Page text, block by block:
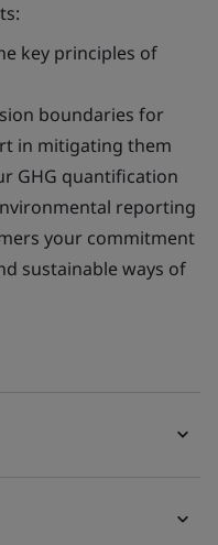
key principles of
boundaries for
in mitigating them
GHG quantification
reporting
your commitment
sustainable ways of